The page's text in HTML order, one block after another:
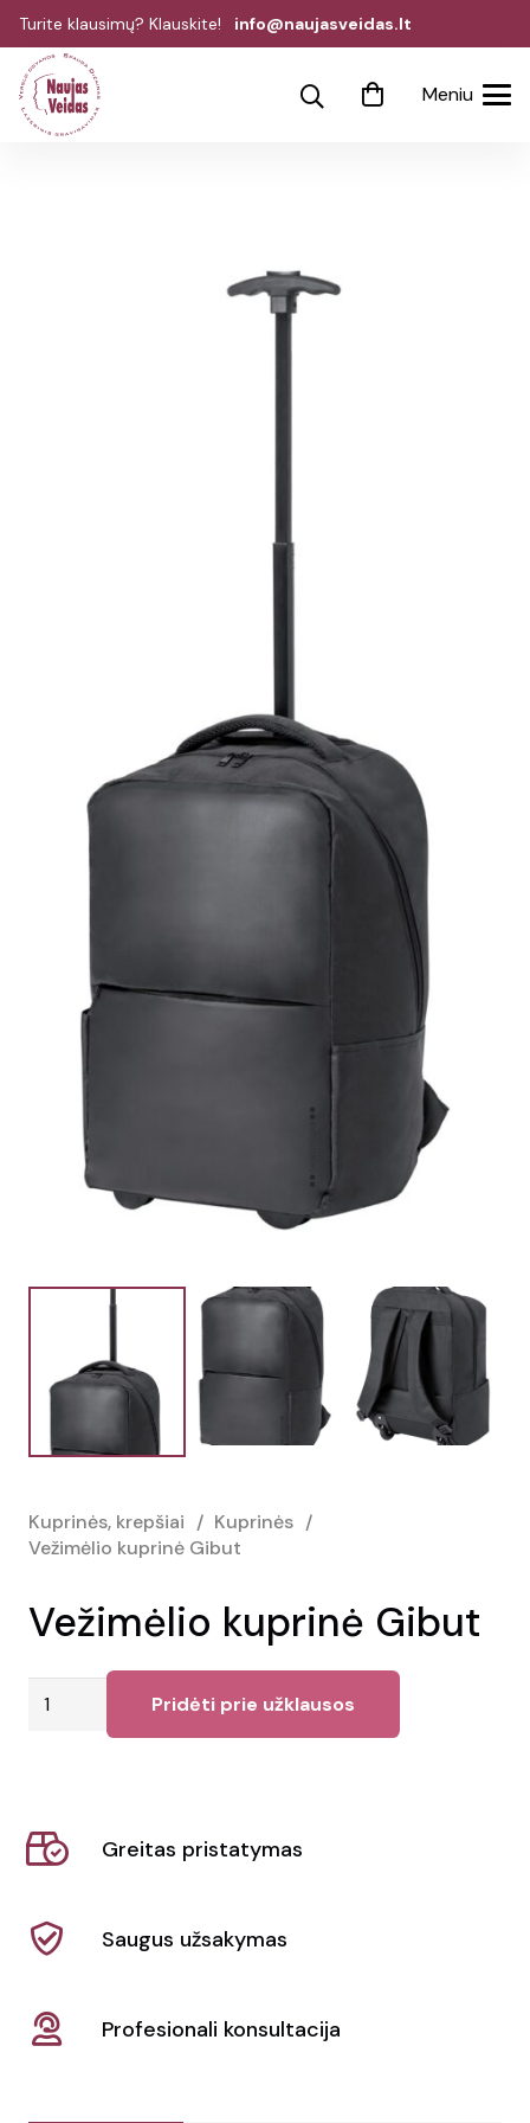
Turite klausimų? Klauskite! info@naujasveidas.lt
Meniu
Kuprinės, krepšiai / Kuprinės /
Vežimėlio kuprinė Gibut
Vežimėlio kuprinė Gibut
produkto
Gibut
Pridėti prie užklausos
Greitas pristatymas
Saugus užsakymas
Profesionali konsultacija